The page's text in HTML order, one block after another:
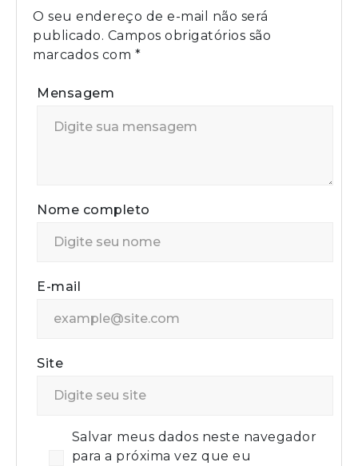
O seu endereço de e-mail não será
publicado. Campos obrigatórios são
marcados com *
Mensagem
Nome completo
E-mail
Site
Salvar meus dados neste navegador
para a próxima vez que eu